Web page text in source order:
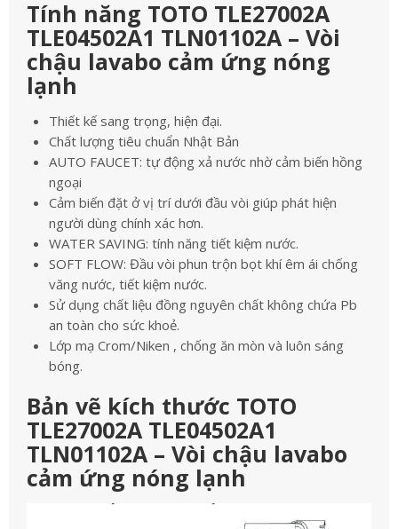
Tính năng TOTO TLE27002A
TLE04502A1 TLN01102A – Vòi
chậu lavabo cảm ứng nóng
lạnh
Thiết kế sang trọng, hiện đại.
Chất lượng tiêu chuẩn Nhật Bản
AUTO FAUCET: tự động xả nước nhờ cảm biến hồng
ngoại
Cảm biến đặt ở vị trí dưới đầu vòi giúp phát hiện
người dùng chính xác hơn.
WATER SAVING: tính năng tiết kiệm nước.
SOFT FLOW: Đầu vòi phun trộn bọt khí êm ái chống
văng nước, tiết kiệm nước.
Sử dụng chất liệu đồng nguyên chất không chứa Pb
an toàn cho sức khoẻ.
Lớp mạ Crom/Niken , chống ăn mòn và luôn sáng
bóng.
Bản vẽ kích thước TOTO
TLE27002A TLE04502A1
TLN01102A – Vòi chậu lavabo
cảm ứng nóng lạnh